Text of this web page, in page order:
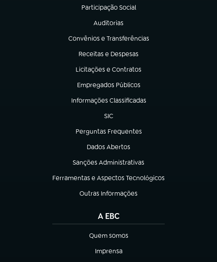
Participação Social
(abre em nova aba)
Auditorias
(abre em nova aba)
Convênios e Transferências
(abre em nova aba)
Receitas e Despesas
(abre em nova aba)
Licitações e Contratos
(abre em nova aba)
Empregados Públicos
(abre em nova aba)
Informações Classificadas
(abre em nova aba)
SIC
(abre em nova aba)
Perguntas Frequentes
(abre em nova aba)
Dados Abertos
(abre em nova aba)
Sanções Administrativas
(abre em nova aba)
Ferramentas e Aspectos Tecnológicos
(abre em nova aba)
Outras Informações
(abre em nova aba)
A EBC
Quem somos
(abre em nova aba)
Imprensa
(abre em nova aba)